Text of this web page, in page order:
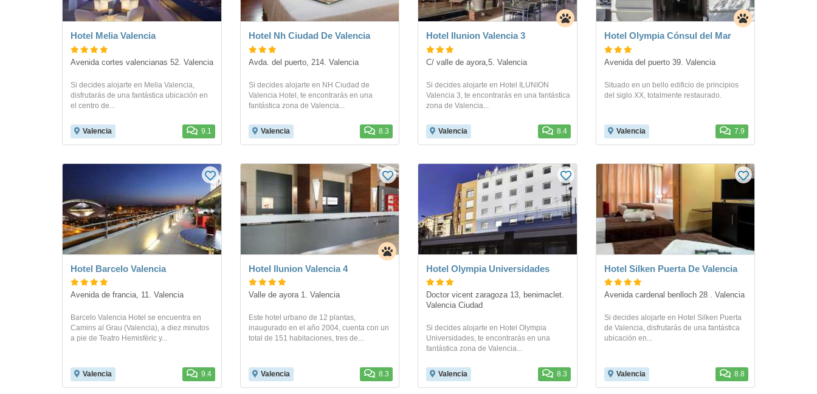
Hotel Melia Valencia
Avenida cortes valencianas 52. Valencia
Si decides alojarte en Melia Valencia,
disfrutarás de una fantástica ubicación en
el centro de...
Valencia 9.1
Hotel Nh Ciudad De Valencia
Avda. del puerto, 214. Valencia
Si decides alojarte en NH Ciudad de
Valencia Hotel, te encontrarás en una
fantástica zona de Valencia...
Valencia 8.3
Hotel Ilunion Valencia 3
C/ valle de ayora,5. Valencia
Si decides alojarte en Hotel ILUNION
Valencia 3, te encontrarás en una fantástica
zona de Valencia...
Valencia 8.4
Hotel Olympia Cónsul del Mar
Avenida del puerto 39. Valencia
Situado en un bello edificio de principios
del siglo XX, totalmente restaurado.
Valencia 7.9
Hotel Barcelo Valencia
Avenida de francia, 11. Valencia
Barcelo Valencia Hotel se encuentra en
Camins al Grau (Valencia), a diez minutos
a pie de Teatro Hemisfèric y...
Valencia 9.4
Hotel Ilunion Valencia 4
Valle de ayora 1. Valencia
Este hotel urbano de 12 plantas,
inaugurado en el año 2004, cuenta con un
total de 151 habitaciones, tres de...
Valencia 8.3
Hotel Olympia Universidades
Doctor vicent zaragoza 13, benimaclet.
Valencia Ciudad
Si decides alojarte en Hotel Olympia
Universidades, te encontrarás en una
fantástica zona de Valencia...
Valencia 8.3
Hotel Silken Puerta De Valencia
Avenida cardenal benlloch 28 . Valencia
Si decides alojarte en Hotel Silken Puerta
de Valencia, disfrutarás de una fantástica
ubicación en...
Valencia 8.8